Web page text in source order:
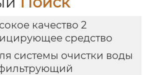
качество 2
средство
системы очистки воды